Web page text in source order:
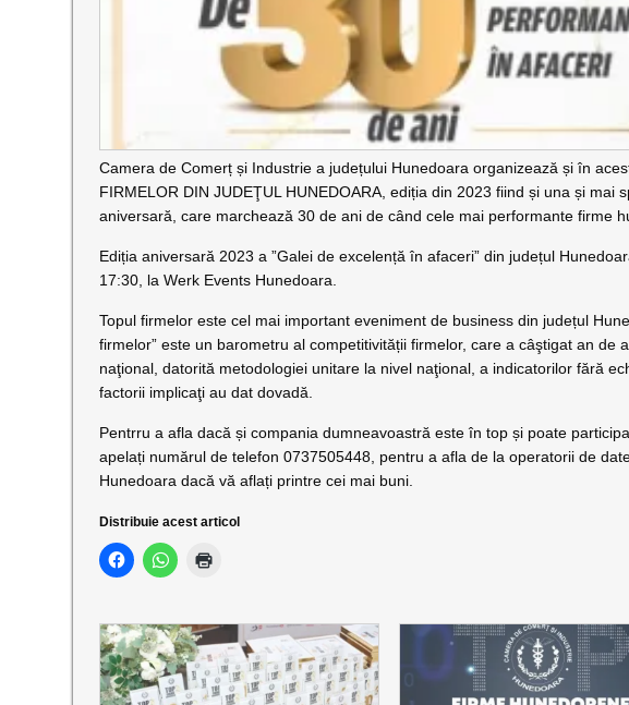
Camera de Comerț și Industrie a județului Hunedoara organizează și în
FIRMELOR DIN JUDEŢUL HUNEDOARA, ediția din 2023 fiind și una și
aniversară, care marchează 30 de ani de când cele mai performante firme
Ediția aniversară 2023 a ”Galei de excelență în afaceri” din județul
17:30, la Werk Events Hunedoara.
Topul firmelor este cel mai important eveniment de business din județul
firmelor” este un barometru al competitivității firmelor, care a câştigat an de
naţional, datorită metodologiei unitare la nivel naţional, a indicatorilor fără
factorii implicaţi au dat dovadă.
Pentrru a afla dacă și compania dumneavoastră este în top și poate
apelați numărul de telefon 0737505448, pentru a afla de la operatorii de
Hunedoara dacă vă aflați printre cei mai buni.
Distribuie acest articol